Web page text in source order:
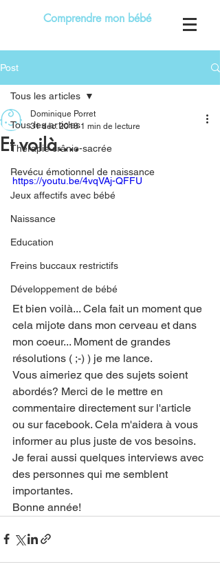
Comprendre mon bébé
Post
Tous les articles
Thérapie crânio-sacrée
Revécu émotionnel de naissance
Jeux affectifs avec bébé
Naissance
Education
Freins buccaux restrictifs
Développement de bébé
Tous les articles
Et voilà....
Dominique Porret
31 déc. 2018 1 min de lecture
https://youtu.be/4vqVAj-QFFU
Et bien voilà... Cela fait un moment que
cela mijote dans mon cerveau et dans
mon coeur... Moment de grandes
résolutions ( ;-) ) je me lance.
Vous aimeriez que des sujets soient
abordés? Merci de le mettre en
commentaire directement sur l'article
ou sur facebook. Cela m'aidera à vous
informer au plus juste de vos besoins.
Je ferai aussi quelques interviews avec
des personnes qui me semblent
importantes.
Bonne année!